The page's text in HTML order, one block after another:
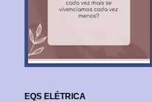
EQS ELÉTRICA